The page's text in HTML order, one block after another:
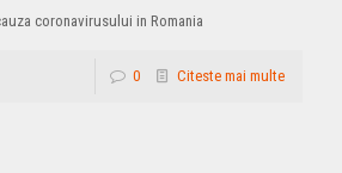
coronavirusului in Romania
0 Citeste mai multe